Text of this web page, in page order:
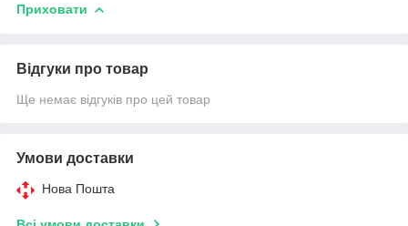
Приховати
Відгуки про товар
Ще немає відгуків про цей товар
Умови доставки
Нова Пошта